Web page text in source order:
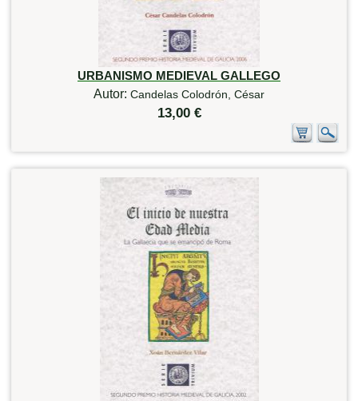
URBANISMO MEDIEVAL GALLEGO
Autor: Candelas Colodrón, César
13,00 €